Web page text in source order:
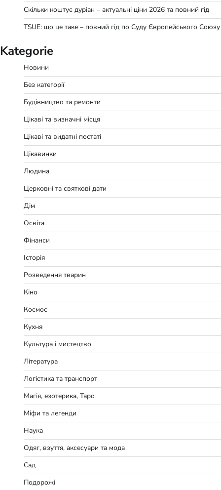
Скільки коштує дуріан – актуальні ціни 2026 та повний гід
TSUE: що це таке – повний гід по Суду Європейського Союзу
Kategorie
Новини
Без категорії
Будівництво та ремонти
Цікаві та визначні місця
Цікаві та видатні постаті
Цікавинки
Людина
Церковні та святкові дати
Дім
Освіта
Фінанси
Історія
Розведення тварин
Кіно
Космос
Кухня
Культура і мистецтво
Література
Логістика та транспорт
Магія, езотерика, Таро
Міфи та легенди
Наука
Одяг, взуття, аксесуари та мода
Сад
Подорожі